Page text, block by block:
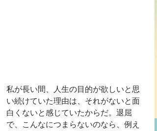
私が長い間、人生の目的が欲しいと思
い続けていた理由は、それがないと面
白くないと感じていたからだ。退屈
で、こんなにつまらないのなら、例え